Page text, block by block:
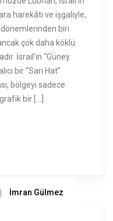
harekâtı ve işgaliyle,
dönemlerinden biri
çok daha köklü
İsrail’in “Güney
bir “Sarı Hat”
bölgeyi sadece
bir […]
İmran Gülmez